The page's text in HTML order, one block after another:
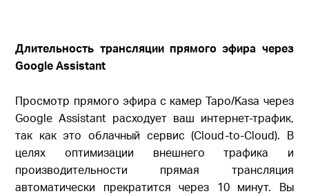
Длительность трансляции прямого эфира через
Google Assistant
Просмотр прямого эфира с камер Tapo/Kasa через
Google Assistant расходует ваш интернет-трафик,
так как это облачный сервис (Cloud-to-Cloud). В
целях оптимизации внешнего трафика и
производительности прямая трансляция
автоматически прекратится через 10 минут. Вы